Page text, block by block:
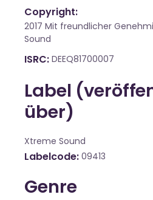
Copyright:
2017 Mit freundlicher
Sound
ISRC DEEQ81700007
Label
über)
Xtreme Sound
Labelcode 09413
Genre